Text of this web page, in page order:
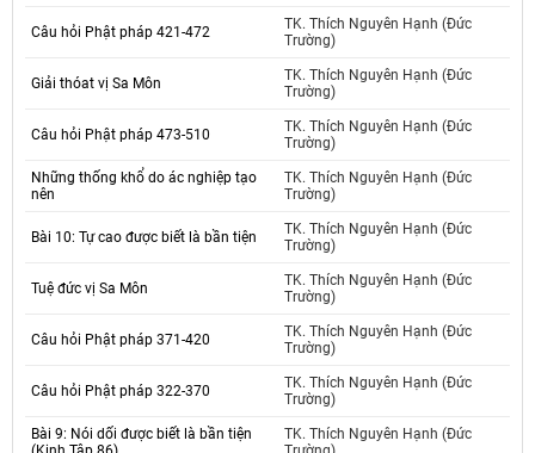
Câu hỏi Phật pháp 421-472
TK. Thích Nguyên Hạnh (Đức
Trường)
Giải thóat vị Sa Môn
TK. Thích Nguyên Hạnh (Đức
Trường)
Câu hỏi Phật pháp 473-510
TK. Thích Nguyên Hạnh (Đức
Trường)
Những thống khổ do ác nghiệp tạo
nên
TK. Thích Nguyên Hạnh (Đức
Trường)
Bài 10: Tự cao được biết là bần tiện
TK. Thích Nguyên Hạnh (Đức
Trường)
Tuệ đức vị Sa Môn
TK. Thích Nguyên Hạnh (Đức
Trường)
Câu hỏi Phật pháp 371-420
TK. Thích Nguyên Hạnh (Đức
Trường)
Câu hỏi Phật pháp 322-370
TK. Thích Nguyên Hạnh (Đức
Trường)
Bài 9: Nói dối được biết là bần tiện
TK. Thích Nguyên Hạnh (Đức